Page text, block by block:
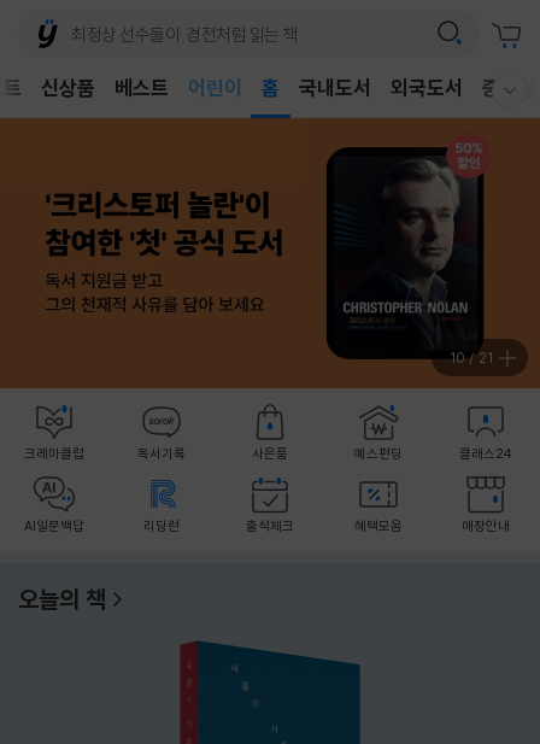
신상품 베스트
독후감
어린이
홈 국내도서 외국도서 중고샵
10/21
크레마클럽 독서기록 사은품 예스펀딩 클래스24
AI일문백답 리딩런 출석체크 혜택모음 매장안내
오늘의 책